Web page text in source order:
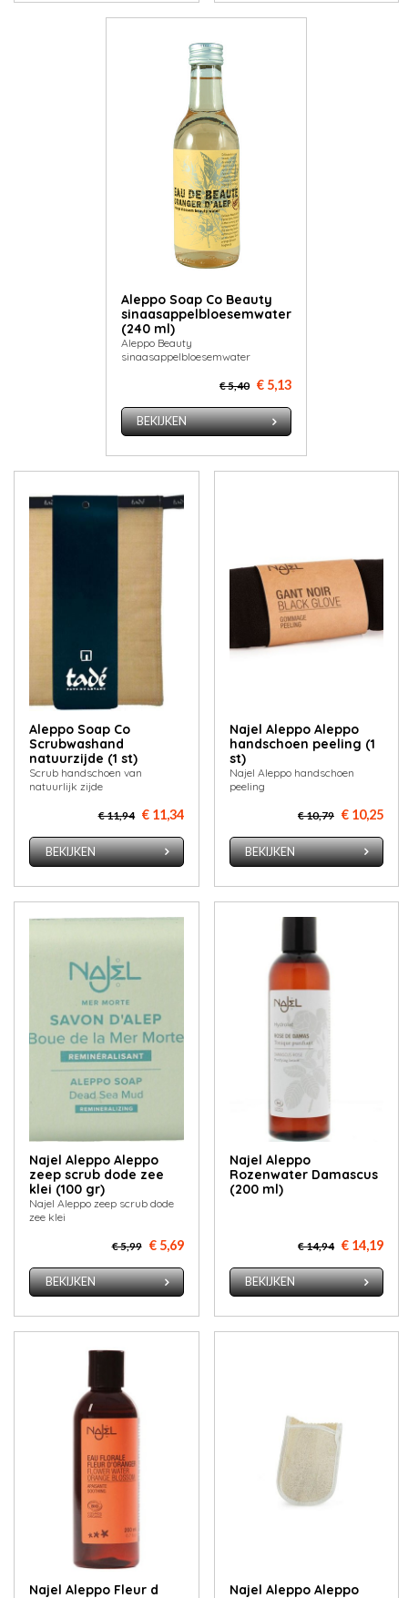
Aleppo Soap Co Beauty
sinaasappelbloesemwater
(240 ml)
Aleppo Beauty
sinaasappelbloesemwater
€ 5,40 € 5,13
BEKIJKEN
Aleppo Soap Co
Scrubwashand
natuurzijde (1 st)
Scrub handschoen van
natuurlijk zijde
€ 11,94 € 11,34
BEKIJKEN
Najel Aleppo Aleppo
handschoen peeling (1
st)
Najel Aleppo handschoen
peeling
€ 10,79 € 10,25
BEKIJKEN
Najel Aleppo Aleppo
zeep scrub dode zee
klei (100 gr)
Najel Aleppo zeep scrub dode
zee klei
€ 5,99 € 5,69
BEKIJKEN
Najel Aleppo
Rozenwater Damascus
(200 ml)
€ 14,94 € 14,19
BEKIJKEN
Najel Aleppo Fleur d
Najel Aleppo Aleppo